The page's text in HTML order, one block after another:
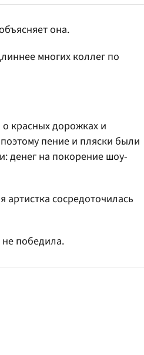
она.
многих коллег по
о красных дорожках и
пение и пляски были
денег на покорение шоу-
артистка сосредоточилась
не победила.